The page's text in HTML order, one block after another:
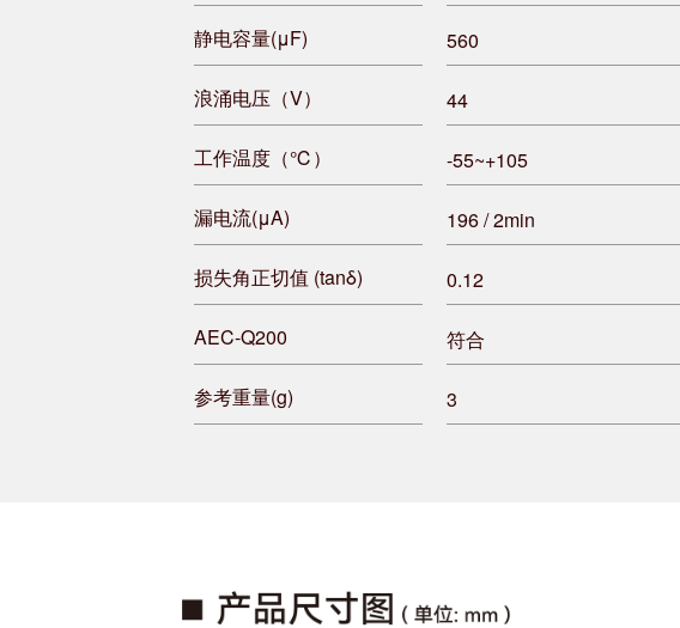
静电容量(μF) 560
浪涌电压（V） 44
工作温度（℃） -55~+105
漏电流(μA) 196 / 2min
损失角正切值 (tanδ) 0.12
AEC-Q200 符合
参考重量(g) 3